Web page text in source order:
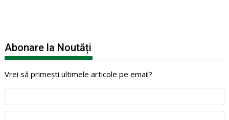
Abonare la Noutăți
Vrei să primești ultimele articole pe email?